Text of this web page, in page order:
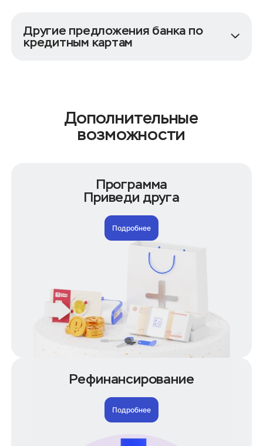
Другие предложения банка по
кредитным картам
Кредитные карты по назначению
Для покупок
Займ до зарплаты
Преимущества кредитных карт
Беспроцентный займ
Снятие наличных без комиссии
Кредитные карты по сумме
С большим лимитом
10000 рублей
20000 рублей
50000 рублей
100000 рублей
200000 рублей
По типу кредитных карт
Кредитные карты по условиям
Дополнительные
возможности
Программа
Приведи друга
Подробнее
Рефинансирование
Подробнее